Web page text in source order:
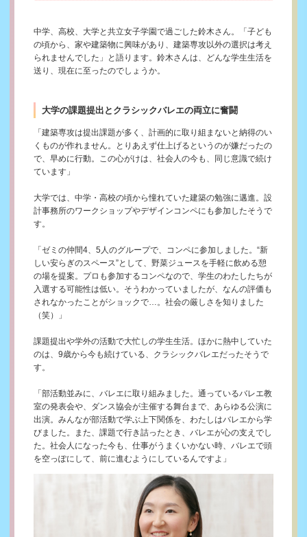
中学、高校、大学と共立女子学園で過ごした鈴木さん。「子ども
の頃から、家や建築物に興味があり、建築専攻以外の選択は考え
られませんでした」と語ります。鈴木さんは、どんな学生生活を
送り、現在に至ったのでしょうか。
大学の課題提出とクラシックバレエの両立に奮闘
「建築専攻は提出課題が多く、計画的に取り組まないと納得のい
くものが作れません。とりあえず仕上げるというのが嫌だったの
で、早めに行動。この心がけは、社会人の今も、同じ意識で続け
ています」
大学では、中学・高校の頃から憧れていた建築の勉強に邁進。設
計事務所のワークショップやデザインコンペにも参加したそうで
す。
「ゼミの仲間4、5人のグループで、コンペに参加しました。“新
しい安らぎのスペース”として、野菜ジュースを手軽に飲める憩
の場を提案。プロも参加するコンペなので、学生のわたしたちが
入選する可能性は低い。そうわかっていましたが、なんの評価も
されなかったことがショックで…。社会の厳しさを知りました
（笑）」
課題提出や学外の活動で大忙しの学生生活。ほかに熱中していた
のは、9歳から今も続けている、クラシックバレエだったそうで
す。
「部活動並みに、バレエに取り組みました。通っているバレエ教
室の発表会や、ダンス協会が主催する舞台まで、あらゆる公演に
出演。みんなが部活動で学ぶ上下関係を、わたしはバレエから学
びました。また、課題で行き詰ったとき、バレエが心の支えでし
た。社会人になった今も、仕事がうまくいかない時、バレエで頭
を空っぽにして、前に進むようにしているんですよ」